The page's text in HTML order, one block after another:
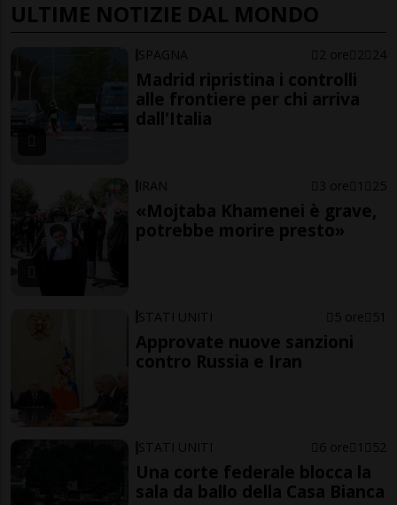
ULTIME NOTIZIE DAL MONDO
SPAGNA 2 ore 2 24
Madrid ripristina i controlli
alle frontiere per chi arriva
dall'Italia
IRAN 3 ore 1 25
«Mojtaba Khamenei è grave,
potrebbe morire presto»
STATI UNITI 5 ore 51
Approvate nuove sanzioni
contro Russia e Iran
STATI UNITI 6 ore 1 52
Una corte federale blocca la
sala da ballo della Casa Bianca